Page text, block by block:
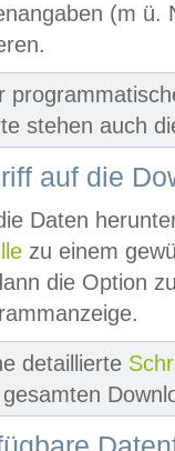
(m ü.
stehen auch
auf die
Daten
zu einem
die Option
detaillierte